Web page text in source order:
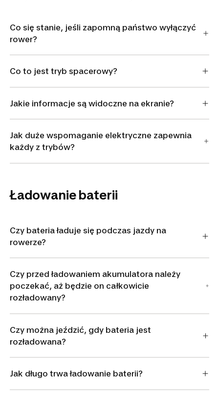
Co się stanie, jeśli zapomną państwo wyłączyć
rower?
Co to jest tryb spacerowy?
Jakie informacje są widoczne na ekranie?
Jak duże wspomaganie elektryczne zapewnia
każdy z trybów?
Ładowanie baterii
Czy bateria ładuje się podczas jazdy na
rowerze?
Czy przed ładowaniem akumulatora należy
poczekać, aż będzie on całkowicie
rozładowany?
Czy można jeździć, gdy bateria jest
rozładowana?
Jak długo trwa ładowanie baterii?